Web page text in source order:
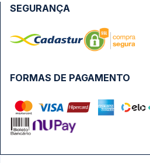
FORMAS DE PAGAMENTO
SEGURANÇA